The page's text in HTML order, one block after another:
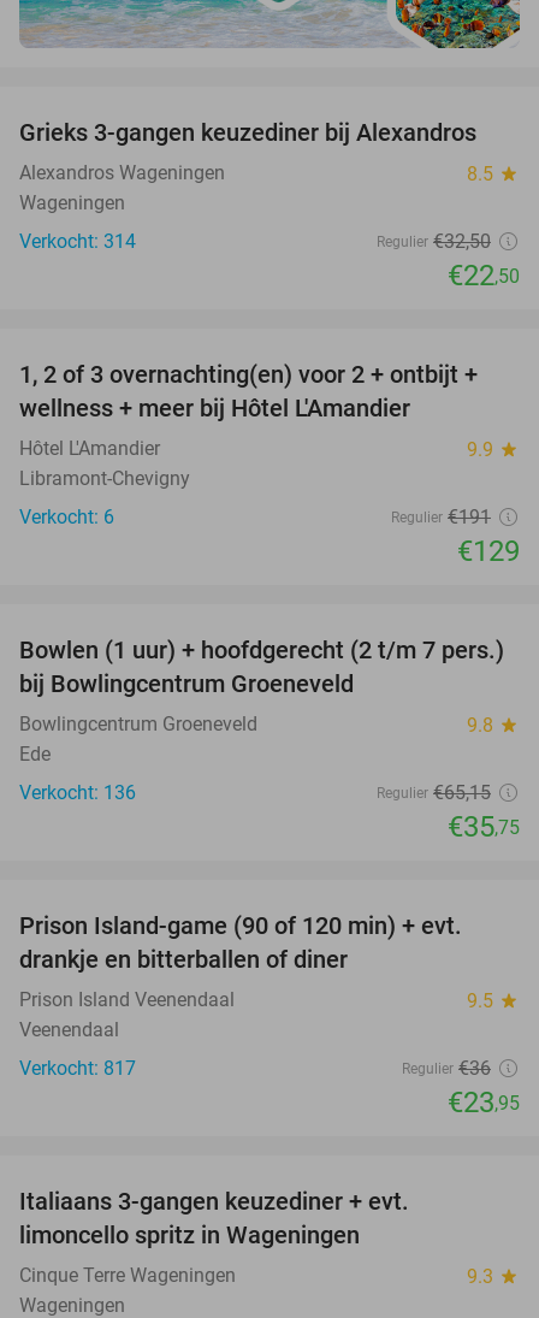
31%
Grieks 3-gangen keuzediner bij Alexandros
Alexandros Wageningen 8.5 star
Wageningen
Verkocht: 314
Regulier €32,50
€22,50
32%
TODAY
1, 2 of 3 overnachting(en) voor 2 + ontbijt +
wellness + meer bij Hôtel L'Amandier
Hôtel L'Amandier 9.9 star
Libramont-Chevigny
Verkocht: 6
Regulier €191
€129
45%
Bowlen (1 uur) + hoofdgerecht (2 t/m 7 pers.)
bij Bowlingcentrum Groeneveld
Bowlingcentrum Groeneveld 9.8 star
Ede
Verkocht: 136
Regulier €65,15
€35,75
Prison Island-game (90 of 120 min) + evt.
drankje en bitterballen of diner
Prison Island Veenendaal 9.5 star
Veenendaal
Verkocht: 817
Regulier €36
€23,95
Italiaans 3-gangen keuzediner + evt.
limoncello spritz in Wageningen
Cinque Terre Wageningen 9.3 star
Wageningen